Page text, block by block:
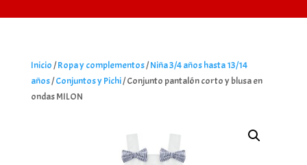
Inicio/Ropa y complementos/Niña 3/4 años hasta 13/14
años/Conjuntos y Pichi/ Conjunto pantalón corto y blusa en
ondas MILON